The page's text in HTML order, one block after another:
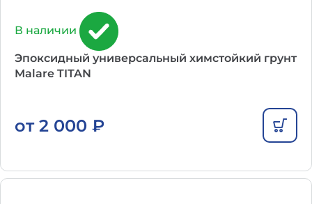
В наличии
Эпоксидный универсальный химстойкий грунт
Malare TITAN
от 2 000 ₽